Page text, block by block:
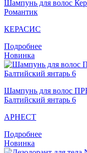
Шампунь для волос
Романтик
КЕРАСИС
Подробнее
Новинка
Шампунь для волос
Балтийский янтарь 6
АРНЕСТ
Подробнее
Новинка